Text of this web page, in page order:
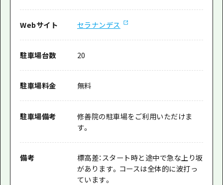
Webサイト セラナンデス
駐車場台数 20
駐車場料金 無料
駐車場備考
修善院の駐車場をご利用いただけま
す。
備考
標高差：スタート時と途中で急な上り坂
があります。コースは全体的に波打っ
ています。